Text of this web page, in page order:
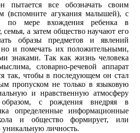
пытается все обозначать своим
(вспомните агукания малышей), с
по мере вхождения ребенка в
семья, а затем общество научают его
образы предметов и явлений
и помечать их положительными,
знаками. Так как жизнь человека
словарно-речевой аппарат
так, чтобы в последующем он стал
пропуском не только в языковую
и нравственную атмосферу
с рождения внедряя в
определенные информационные
и общество формирует, или
личность.